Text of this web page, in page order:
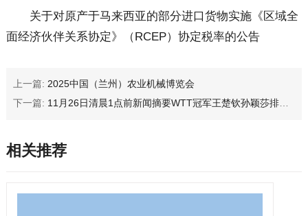
关于对原产于马来西亚的部分进口货物实施《区域全
面经济伙伴关系协定》（RCEP）协定税率的公告
上一篇: 2025中国（兰州）农业机械博览会
下一篇: 11月26日清晨1点前新闻摘要WTT冠军王楚钦孙颖莎排列男女榜首
相关推荐